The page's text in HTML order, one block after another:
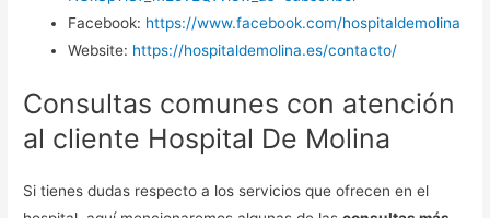
Facebook: https://www.facebook.com/hospitaldemolina
Website: https://hospitaldemolina.es/contacto/
Consultas comunes con atención
al cliente Hospital De Molina
Si tienes dudas respecto a los servicios que ofrecen en el